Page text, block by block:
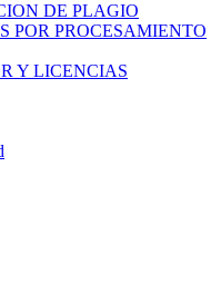
DE PLAGIO
POR PROCESAMIENTO
Y LICENCIAS